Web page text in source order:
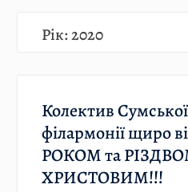
Рік:2020
Колектив
філармонії щиро
РОКОМ та
ХРИСТОВИМ!!!